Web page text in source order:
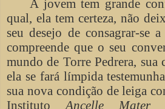
A jovem tem grande
qual, ela tem certeza, não
seu desejo de consagrar-se
compreende que o seu
mundo de Torre Pedrera, sua
ela se fará límpida
sua nova condição de leiga
InstitutoAncelle Mater